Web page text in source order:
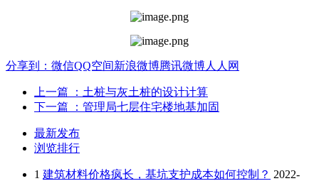
分享到： 微信QQ空间新浪微博腾讯微博人人网
上一篇
：土桩与灰土桩的设计计算
下一篇
：管理局七层住宅楼地基加固
最新发布
浏览排行
1 建筑材料价格疯长，基坑支护成本如何控制？ 2022-